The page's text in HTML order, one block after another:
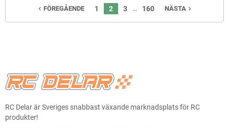
navigate_before FÖREGÅENDE 1 2 3 … 160 NÄSTA navigate_next
RC Delar är Sveriges snabbast växande marknadsplats för RC
produkter!